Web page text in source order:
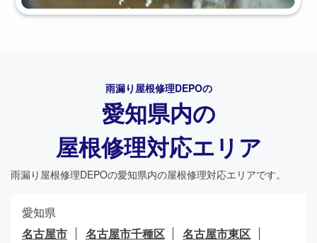
雨漏り屋根修理DEPOの
愛知県内の
屋根修理対応エリア
雨漏り屋根修理DEPOの愛知県内の屋根修理対応エリアです。
愛知県
名古屋市
名古屋市千種区
名古屋市東区